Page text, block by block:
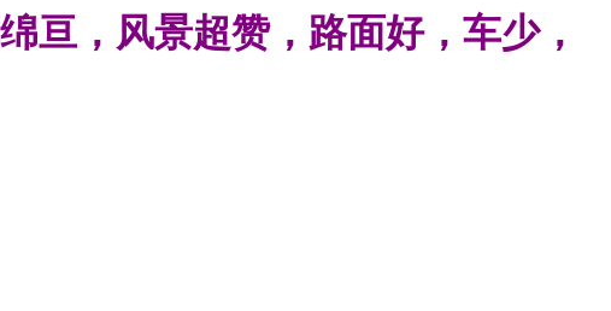
亘，风景超赞，路面好，车少，